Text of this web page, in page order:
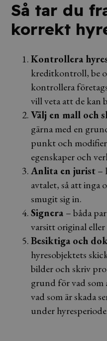
Så tar du
korrekt
Kontrollera
kreditkontroll, be
kontrollera
vill veta att de kan
Välj en mall och
gärna med en
punkt och
egenskaper och
Anlita en jurist–
avtalet, så att inga
smugit sig in.
Signera – båda
varsitt original eller
Besiktiga och
hyresobjektets
bilder och skriv
grund för vad som
vad som är skada
under